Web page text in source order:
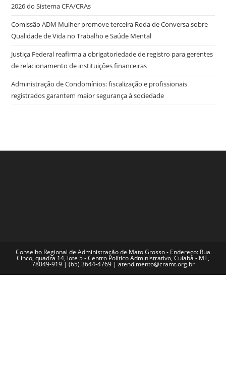
2026 do Sistema CFA/CRAs
Comissão ADM Mulher promove terceira Roda de Conversa sobre
Qualidade de Vida no Trabalho e Saúde Mental
Justiça Federal reafirma a obrigatoriedade de registro para gerentes
de relacionamento de instituições financeiras
Administração de Condomínios: fiscalização e profissionais
registrados garantem maior segurança à sociedade
Conselho Regional de Administração de Mato Grosso - Endereço: Rua
Cinco, quadra 14, lote 5 - Centro Político Administrativo, Cuiabá - MT,
78049-919 | (65) 3644-4769 | atendimento@cramt.org.br